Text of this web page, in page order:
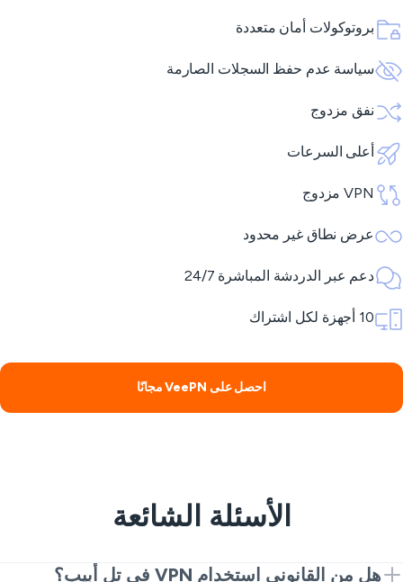
بروتوكولات أمان متعددة
سياسة عدم حفظ السجلات الصارمة
نفق مزدوج
أعلى السرعات
VPN مزدوج
عرض نطاق غير محدود
دعم عبر الدردشة المباشرة 24/7
10 أجهزة لكل اشتراك
احصل على VeePN مجانًا
الأسئلة الشائعة
هل من القانوني استخدام VPN في تل أبيب؟